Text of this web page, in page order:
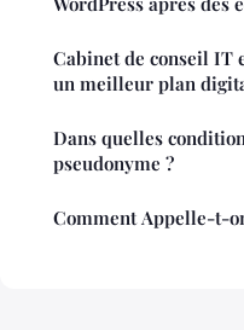
Cabinet de conseil IT
un meilleur plan
Dans quelles
pseudonyme ?
Comment Appelle-t-